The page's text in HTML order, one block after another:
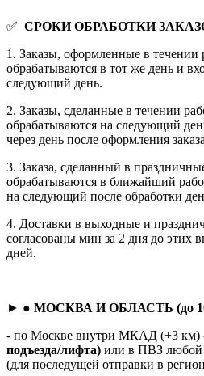
✅ СРОКИ ОБРАБОТКИ
1. Заказы, оформленные в течении
обрабатываются в тот же день и
следующий день.
2. Заказы, сделанные в течении
обрабатываются на следующий
через день после оформления
3. Заказа, сделанный в
обрабатываются в ближайший
на следующий после обработки
4. Доставки в выходные и
согласованы мин за 2 дня до этих
дней.
► ● МОСКВА И ОБЛАСТЬ (до
- по Москве внутри МКАД (+3 км)
подъезда/лифта) или в ПВЗ любой
(для последущей отправки в